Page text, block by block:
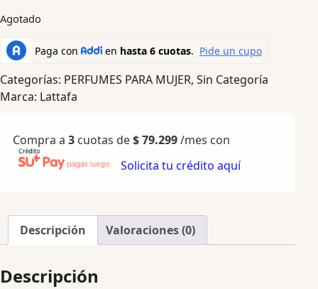
Agotado
Categorías: PERFUMES PARA MUJER, Sin Categoría
Marca: Lattafa
Compra a 3 cuotas de$79.299/mes con
Solicita tu crédito aquí
Descripción Valoraciones (0)
Descripción